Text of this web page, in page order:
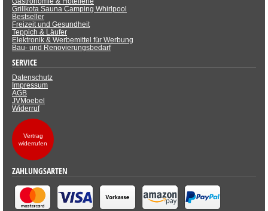
Grillkota Sauna Camping Whirlpool
Bestseller
Freizeit und Gesundheit
Teppich & Läufer
Elektronik & Werbemittel für Werbung
Bau- und Renovierungsbedarf
SERVICE
Datenschutz
Impressum
AGB
JVMoebel
Widerruf
Vertrag
widerrufen
ZAHLUNGSARTEN